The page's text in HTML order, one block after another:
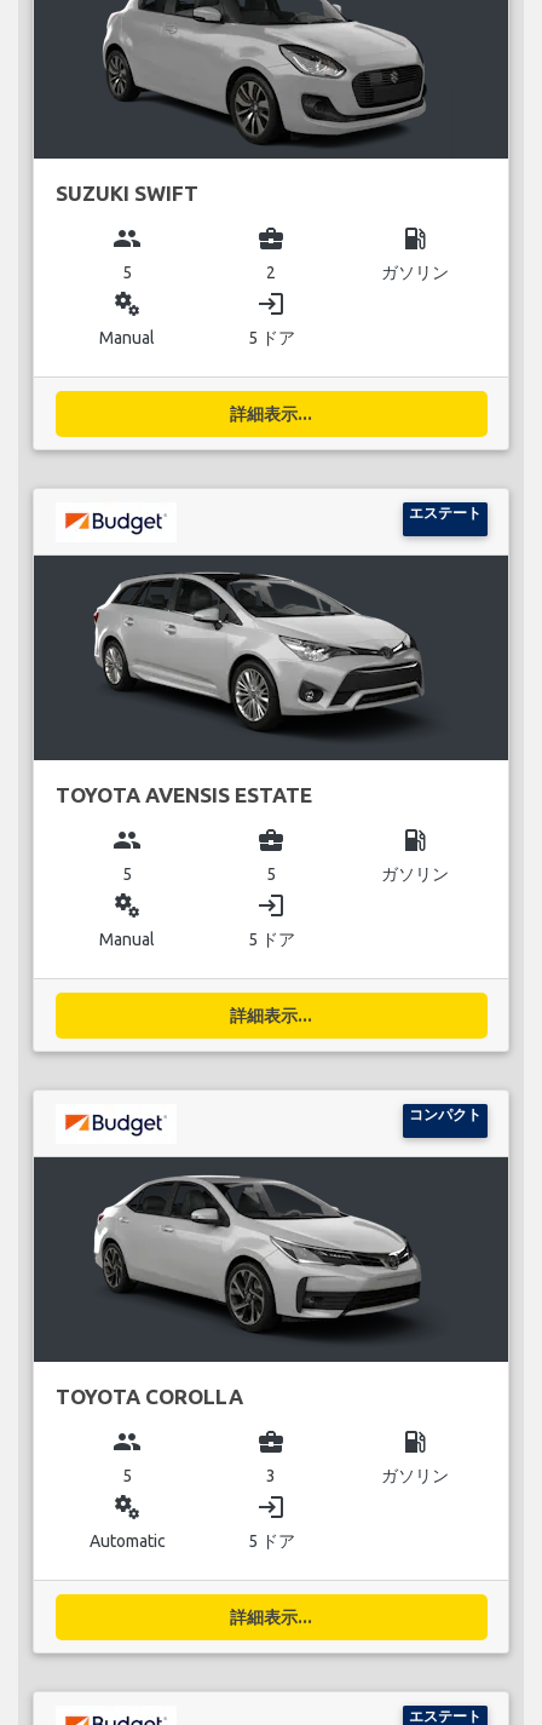
SUZUKI SWIFT
group
5
business_center
2
local_gas_station
ガソリン
miscellaneous_services
Manual
login
5 ドア
詳細表示...
エステート
TOYOTA AVENSIS ESTATE
group
5
business_center
5
local_gas_station
ガソリン
miscellaneous_services
Manual
login
5 ドア
詳細表示...
コンパクト
TOYOTA COROLLA
group
5
business_center
3
local_gas_station
ガソリン
miscellaneous_services
Automatic
login
5 ドア
詳細表示...
エステート